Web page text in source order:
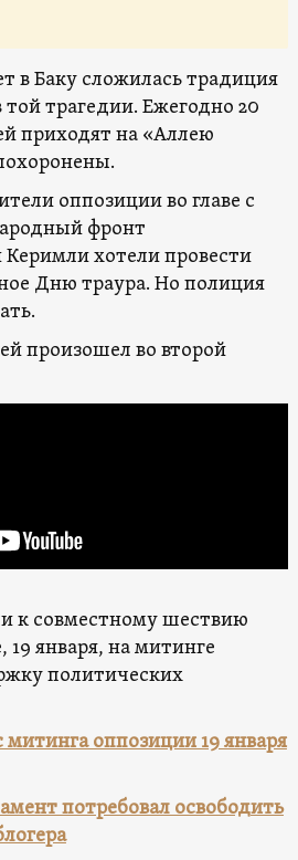
в Баку сложилась традиция
трагедии. Ежегодно 20
приходят на «Аллею
оппозиции во главе с
фронт
хотели провести
Дню траура. Но полиция
произошел во второй
к совместному шествию
19 января, на митинге
политических
оппозиции 19 января
потребовал освободить